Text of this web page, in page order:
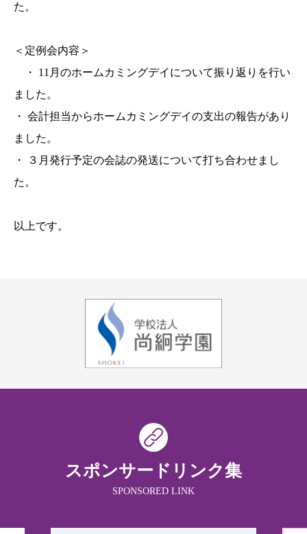
た。
＜定例会内容＞
・ 11 月のホームカミングデイについて振り返りを行い
ました。
・ 会計担当からホームカミングデイの支出の報告があり
ました。
・ ３月発行予定の会誌の発送について打ち合わせまし
た。
以上です。
スポンサードリンク集
SPONSORED LINK